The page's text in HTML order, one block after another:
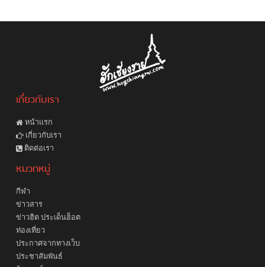
เกี่ยวกับเรา
หน้าแรก
เกี่ยวกับเรา
ติดต่อเรา
หมวดหมู่
กีฬา
ข่าวสาร
ข่าวฮิต ประเด็นฮ็อต
ท่องเที่ยว
ประกาศจากทางเว็บ
ประชาสัมพันธ์